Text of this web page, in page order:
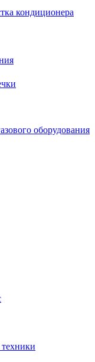
кондиционера
оборудования